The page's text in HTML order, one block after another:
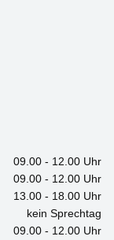
09.00 - 12.00 Uhr
09.00 - 12.00 Uhr
13.00 - 18.00 Uhr
kein Sprechtag
09.00 - 12.00 Uhr